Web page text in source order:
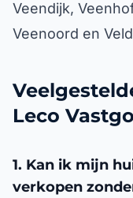
Veendijk,
Veenoord en
Leco
1. Kan ik mijn
verkopen